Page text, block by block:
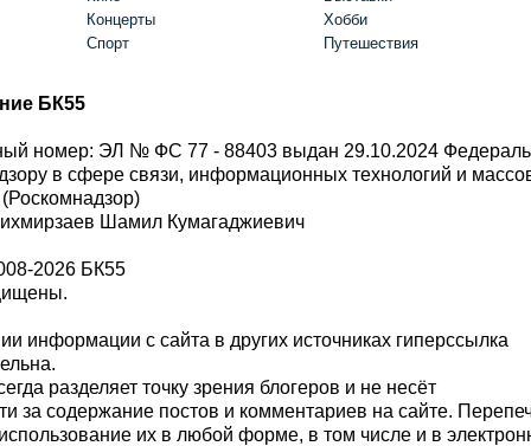
Концерты
Спорт
Хобби
Путешествия
БК55
номер: ЭЛ № ФС 77 - 88403 выдан 29.10.2024
в сфере связи, информационных технологий и
Шамил Кумагаджиевич
2026 БК55
информации с сайта в других источниках гиперссылка
разделяет точку зрения блогеров и не несёт
за содержание постов и комментариев на сайте.
их в любой форме, в том числе и в